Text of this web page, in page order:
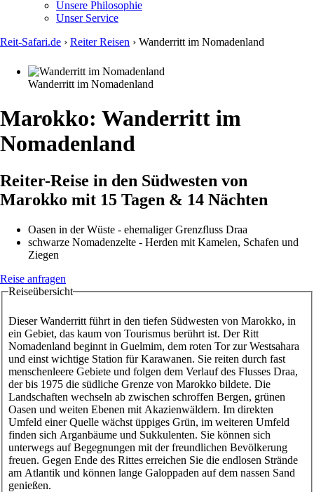
Unsere Philosophie
Unser Service
are
Reit-Safari.de › Reiter Reisen › Wanderritt im Nomadenland
Wanderritt im Nomadenland
Marokko: Wanderritt im
Nomadenland
Reiter-Reise in den Südwesten von
Marokko mit 15 Tagen & 14 Nächten
Oasen in der Wüste - ehemaliger Grenzfluss Draa
schwarze Nomadenzelte - Herden mit Kamelen, Schafen und
Ziegen
Reise anfragen
Reiseübersicht
Dieser Wanderritt führt in den tiefen Südwesten von Marokko, in
ein Gebiet, das kaum von Tourismus berührt ist. Der Ritt
Nomadenland beginnt in Guelmim, dem roten Tor zur Westsahara
und einst wichtige Station für Karawanen. Sie reiten durch fast
menschenleere Gebiete und folgen dem Verlauf des Flusses Draa,
der bis 1975 die südliche Grenze von Marokko bildete. Die
Landschaften wechseln ab zwischen schroffen Bergen, grünen
Oasen und weiten Ebenen mit Akazienwäldern. Im direkten
Umfeld einer Quelle wächst üppiges Grün, im weiteren Umfeld
finden sich Arganbäume und Sukkulenten. Sie können sich
unterwegs auf Begegnungen mit der freundlichen Bevölkerung
freuen. Gegen Ende des Rittes erreichen Sie die endlosen Strände
am Atlantik und können lange Galoppaden auf dem nassen Sand
genießen.